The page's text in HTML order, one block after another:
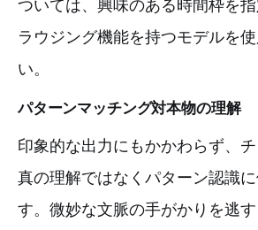
ついては、興味のある時間枠を
ラウジング機能を持つモデルを
い。
パターンマッチング対本物の理解
印象的な出力にもかかわらず、
真の理解ではなくパターン認識
す。微妙な文脈の手がかりを逃す